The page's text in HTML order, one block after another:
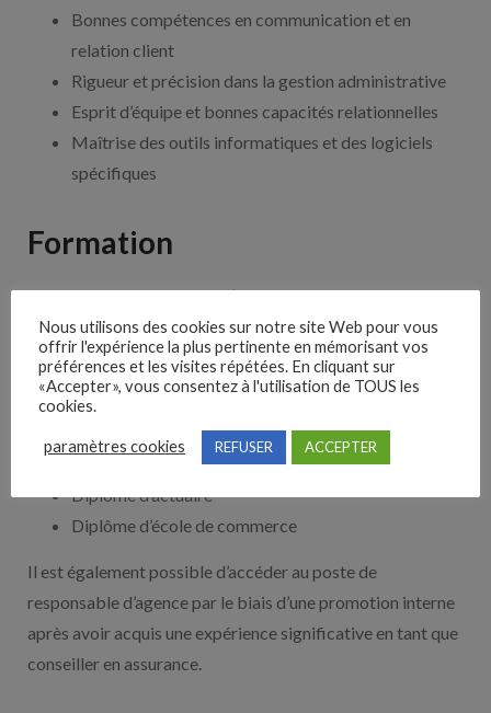
Bonnes compétences en communication et en
relation client
Rigueur et précision dans la gestion administrative
Esprit d’équipe et bonnes capacités relationnelles
Maîtrise des outils informatiques et des logiciels
spécifiques
Formation
Pour devenir responsable d’agence en assurances,
différentes formations sont possibles en France :
BTS Assurance
Licence professionnelle Assurance, banque, finance
Master Assurance et gestion des risques
MBA Management de l’assurance
Diplôme d’actuaire
Diplôme d’école de commerce
Il est également possible d’accéder au poste de
responsable d’agence par le biais d’une promotion interne
après avoir acquis une expérience significative en tant que
conseiller en assurance.
Nous utilisons des cookies sur notre site Web pour vous
offrir l'expérience la plus pertinente en mémorisant vos
préférences et les visites répétées. En cliquant sur
«Accepter», vous consentez à l'utilisation de TOUS les
cookies.
paramètres cookies REFUSER ACCEPTER